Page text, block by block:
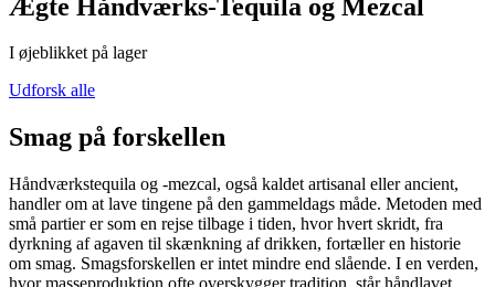
Ægte Håndværks-Tequila og Mezcal
I øjeblikket på lager
Udforsk alle
Smag på forskellen
Håndværkstequila og -mezcal, også kaldet artisanal eller ancient,
handler om at lave tingene på den gammeldags måde. Metoden med
små partier er som en rejse tilbage i tiden, hvor hvert skridt, fra
dyrkning af agaven til skænkning af drikken, fortæller en historie
om smag. Smagsforskellen er intet mindre end slående. I en verden,